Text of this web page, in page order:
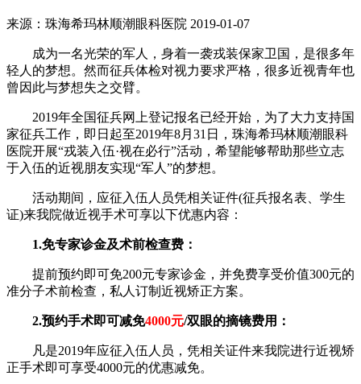
来源：珠海希玛林顺潮眼科医院 2019-01-07
成为一名光荣的军人，身着一袭戎装保家卫国，是很多年
轻人的梦想。然而征兵体检对视力要求严格，很多近视青年也
曾因此与梦想失之交臂。
2019年全国征兵网上登记报名已经开始，为了大力支持国
家征兵工作，即日起至2019年8月31日，珠海希玛林顺潮眼科
医院开展“戎装入伍·视在必行”活动，希望能够帮助那些立志
于入伍的近视朋友实现“军人”的梦想。
活动期间，应征入伍人员凭相关证件(征兵报名表、学生
证)来我院做近视手术可享以下优惠内容：
1.免专家诊金及术前检查费：
提前预约即可免200元专家诊金，并免费享受价值300元的
准分子术前检查，私人订制近视矫正方案。
2.预约手术即可减免4000元/双眼的摘镜费用：
凡是2019年应征入伍人员，凭相关证件来我院进行近视矫
正手术即可享受4000元的优惠减免。